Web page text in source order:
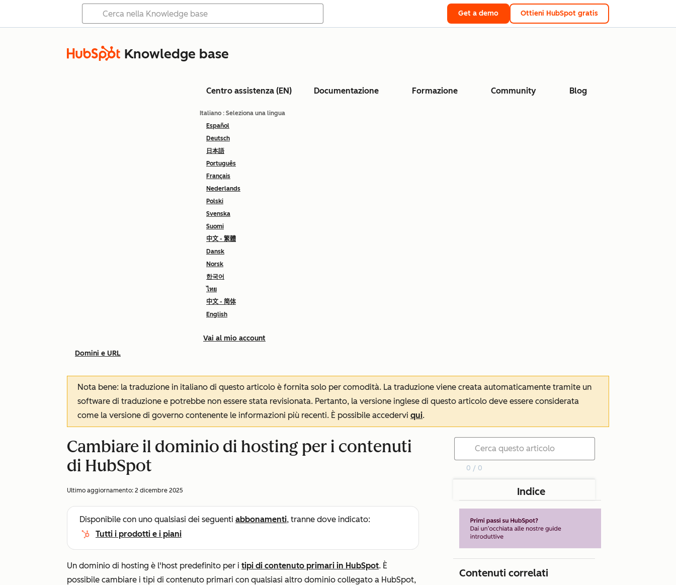
Get a demo Ottieni HubSpot gratis
Knowledge base
Centro assistenza (EN) Documentazione Formazione Community Blog
Italiano : Seleziona una lingua
Español
Deutsch
日本語
Português
Français
Nederlands
Polski
Svenska
Suomi
中文 - 繁體
Dansk
Norsk
한국어
ไทย
中文 - 简体
English
Vai al mio account
Domini e URL
Nota bene: la traduzione in italiano di questo articolo è fornita solo per comodità. La traduzione viene creata automaticamente tramite un
software di traduzione e potrebbe non essere stata revisionata. Pertanto, la versione inglese di questo articolo deve essere considerata
come la versione di governo contenente le informazioni più recenti. È possibile accedervi qui.
Cambiare il dominio di hosting per i contenuti
di HubSpot
Ultimo aggiornamento: 2 dicembre 2025
Disponibile con uno qualsiasi dei seguenti abbonamenti, tranne dove indicato:
Tutti i prodotti e i piani
Un dominio di hosting è l'host predefinito per i tipi di contenuto primari in HubSpot. È
possibile cambiare i tipi di contenuto primari con qualsiasi altro dominio collegato a HubSpot,
0 / 0
Indice
Contenuti correlati